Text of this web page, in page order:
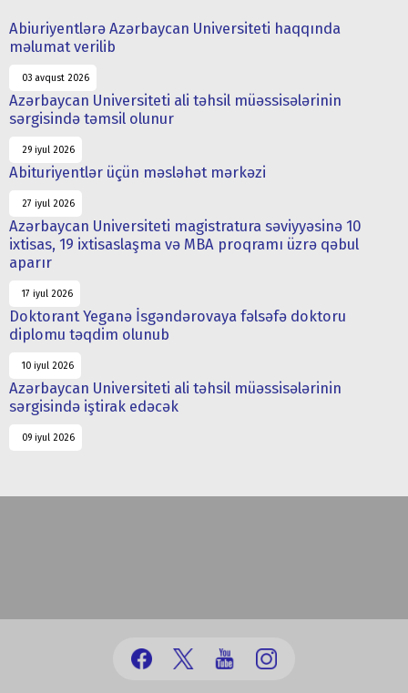
Abiuriyentlərə Azərbaycan Universiteti haqqında
məlumat verilib
03 avqust 2026
Azərbaycan Universiteti ali təhsil müəssisələrinin
sərgisində təmsil olunur
29 iyul 2026
Abituriyentlər üçün məsləhət mərkəzi
27 iyul 2026
Azərbaycan Universiteti magistratura səviyyəsinə 10
ixtisas, 19 ixtisaslaşma və MBA proqramı üzrə qəbul
aparır
17 iyul 2026
Doktorant Yeganə İsgəndərovaya fəlsəfə doktoru
diplomu təqdim olunub
10 iyul 2026
Azərbaycan Universiteti ali təhsil müəssisələrinin
sərgisində iştirak edəcək
09 iyul 2026